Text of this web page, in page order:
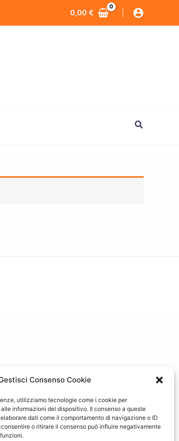
Consenso Cookie
utilizziamo tecnologie come i cookie per
informazioni del dispositivo. Il consenso a queste
dati come il comportamento di navigazione o ID
o ritirare il consenso può influire negativamente
0,00 €
Cerca